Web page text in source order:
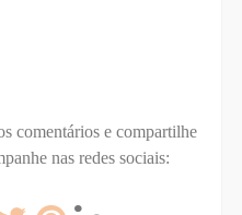
comentários e compartilhe
nas redes sociais: